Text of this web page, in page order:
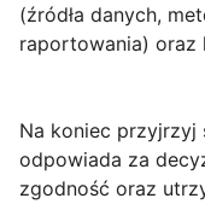
(źródła danych,
raportowania) oraz
Na koniec przyjrzyj
odpowiada za
zgodność oraz